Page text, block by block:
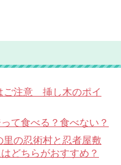
ご注意 挿し木のポイ
て食べる？食べない？
の忍術村と忍者屋敷
どちらがおすすめ？